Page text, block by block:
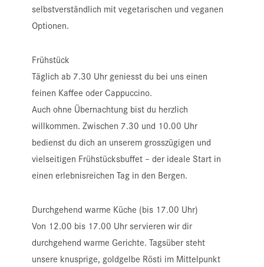
selbstverständlich mit vegetarischen und veganen
Optionen.
Frühstück
Täglich ab 7.30 Uhr geniesst du bei uns einen
feinen Kaffee oder Cappuccino.
Auch ohne Übernachtung bist du herzlich
willkommen. Zwischen 7.30 und 10.00 Uhr
bedienst du dich an unserem grosszügigen und
vielseitigen Frühstücksbuffet – der ideale Start in
einen erlebnisreichen Tag in den Bergen.
Durchgehend warme Küche (bis 17.00 Uhr)
Von 12.00 bis 17.00 Uhr servieren wir dir
durchgehend warme Gerichte. Tagsüber steht
unsere knusprige, goldgelbe Rösti im Mittelpunkt